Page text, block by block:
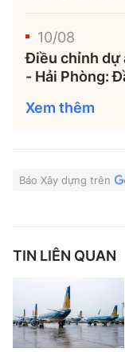
10/08
Điều chỉnh dự
- Hải Phòng:
Xem thêm
Báo Xây dựng trên
TIN LIÊN QUAN